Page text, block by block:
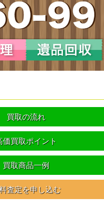
買取の流れ
価買取ポイント
買取商品一例
査定を申し込む